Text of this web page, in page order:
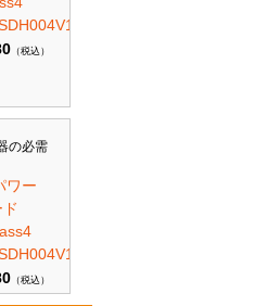
（税込）
の必需
ワー
ド
（税込）